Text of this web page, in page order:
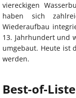
viereckigen
haben sich
Wiederaufbau
13. Jahrhundert und
umgebaut. Heute ist
werden.
Best-of-